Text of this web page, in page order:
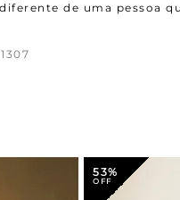
de uma pessoa
53%